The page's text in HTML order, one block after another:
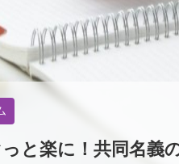
と楽に！共同名義